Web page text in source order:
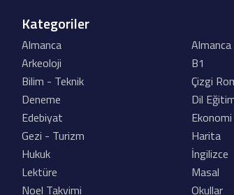
Kategoriler
Almanca
Arkeoloji
B1
Bilim - Teknik
Çizgi
Deneme
Dil
Edebiyat
Gezi - Turizm
Harita
Hukuk
İngilizce
Lektüre
Masal
Noel Takvimi
Okullar